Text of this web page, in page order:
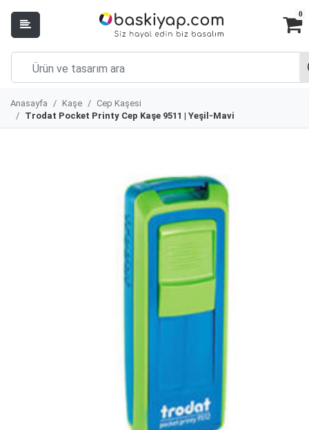
0
Anasayfa Kaşe
Cep Kaşesi
Trodat Pocket Printy Cep Kaşe 9511 | Yeşil-Mavi